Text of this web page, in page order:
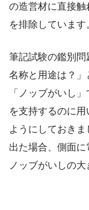
の造営材に直接触
を排除しています
筆記試験の鑑別
名称と用途は？
「ノッブがいし
を支持するのに
ようにしておき
出た場合、側面
ノッブがいしの大